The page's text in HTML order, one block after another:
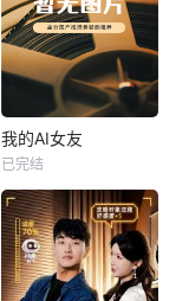
热播
我的AI女友
未知
我的AI女友
已完结